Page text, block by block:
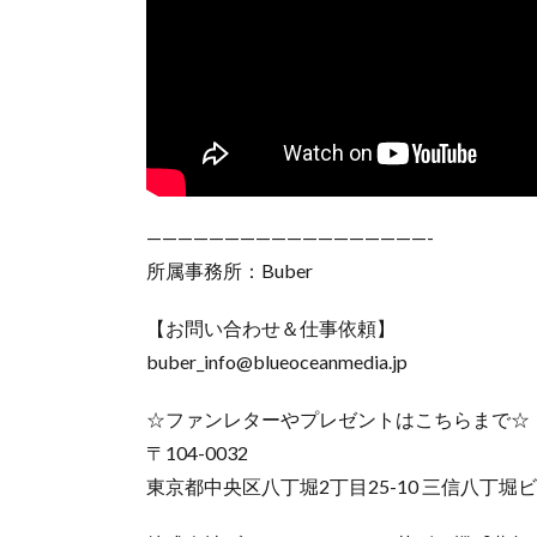
——————————————————-
所属事務所：Buber
【お問い合わせ＆仕事依頼】
buber_info@blueoceanmedia.jp
☆ファンレターやプレゼントはこちらまで☆
〒104-0032
東京都中央区八丁堀2丁目25-10 三信八丁堀